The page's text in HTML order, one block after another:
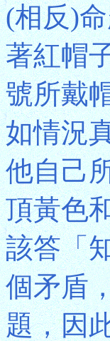
(相反)
著紅帽
號所戴
如情況
他自己
頂黃色
該答「
個矛盾
題，因